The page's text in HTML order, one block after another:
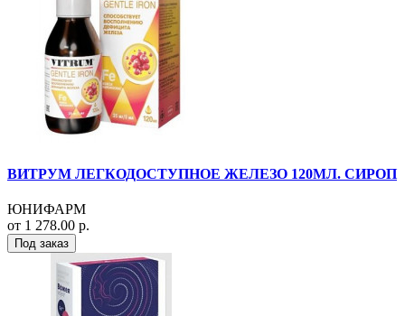
ВИТРУМ ЛЕГКОДОСТУПНОЕ ЖЕЛЕЗО 120МЛ. СИРОП
ЮНИФАРМ
от 1 278.00 р.
Под заказ